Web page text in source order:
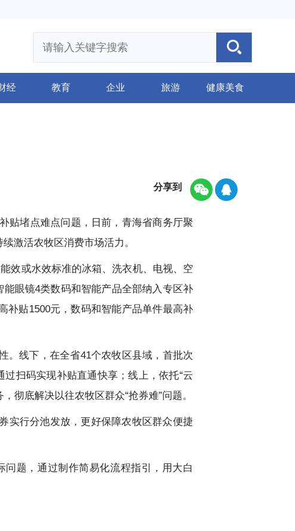
经 教育 企业 旅游 健康美食
分享到
贴堵点难点问题，日前，青海省商务厅聚
激活农牧区消费市场活力。
效或水效标准的冰箱、洗衣机、电视、空
眼镜4类数码和智能产品全部纳入专区补
补贴1500元，数码和智能产品单件最高补
。线下，在全省41个农牧区县域，首批次
扫码实现补贴直通快享；线上，依托“云
彻底解决以往农牧区群众“抢券难”问题。
实行分池发放，更好保障农牧区群众便捷
题，通过制作简易化流程指引，用大白